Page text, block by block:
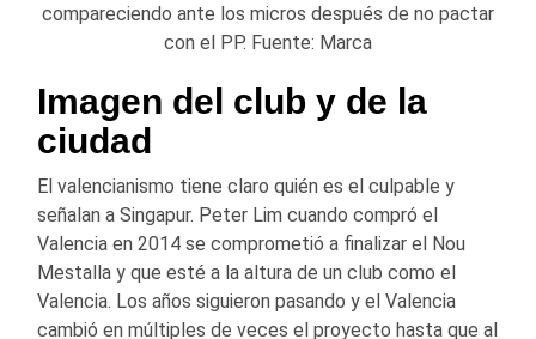
compareciendo ante los micros después de no pactar
con el PP. Fuente: Marca
Imagen del club y de la
ciudad
El valencianismo tiene claro quién es el culpable y
señalan a Singapur. Peter Lim cuando compró el
Valencia en 2014 se comprometió a finalizar el Nou
Mestalla y que esté a la altura de un club como el
Valencia. Los años siguieron pasando y el Valencia
cambió en múltiples de veces el proyecto hasta que al